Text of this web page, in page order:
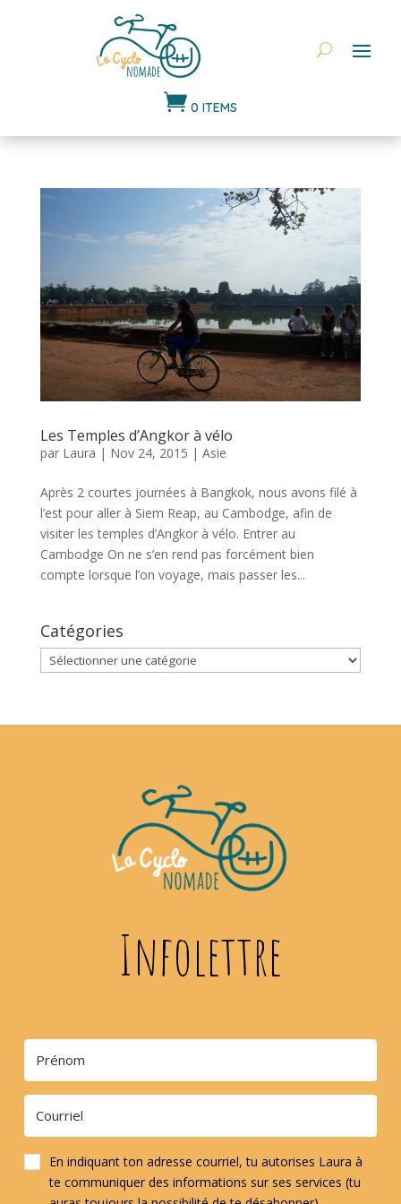
 0 ITEMS
Les Temples d’Angkor à vélo
par Laura | Nov 24, 2015 | Asie
Après 2 courtes journées à Bangkok, nous avons filé à
l’est pour aller à Siem Reap, au Cambodge, afin de
visiter les temples d’Angkor à vélo. Entrer au
Cambodge On ne s’en rend pas forcément bien
compte lorsque l’on voyage, mais passer les...
Catégories
Catégories
Infolettre
En indiquant ton adresse courriel, tu autorises Laura à
te communiquer des informations sur ses services (tu